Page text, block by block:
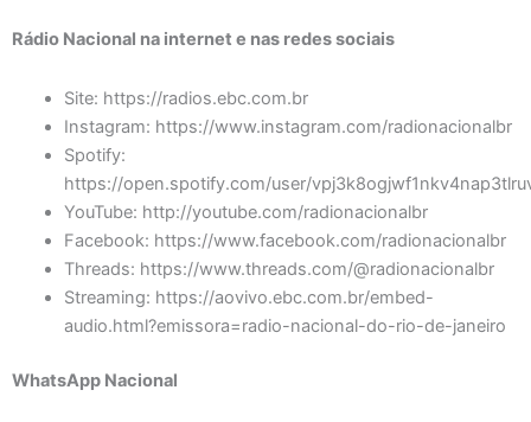
Rádio Nacional na internet e nas redes sociais
Site: https://radios.ebc.com.br
Instagram: https://www.instagram.com/radionacionalbr
Spotify:
https://open.spotify.com/user/
YouTube: http://youtube.com/radionacionalbr
Facebook: https://www.facebook.com/radionacionalbr
Threads: https://www.threads.com/@radionacionalbr
Streaming: https://aovivo.ebc.com.br/embed-
audio.html?emissora=radio-nacional-do-rio-de-janeiro
WhatsApp Nacional